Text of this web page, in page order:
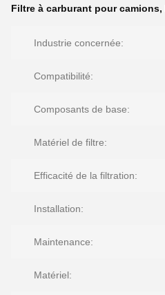
Filtre à carburant pour camions,
Industrie concernée:
Compatibilité:
Composants de base:
Matériel de filtre:
Efficacité de la filtration:
Installation:
Maintenance:
Matériel: